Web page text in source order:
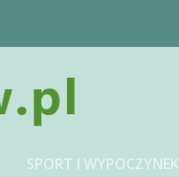
SPORT I WYPOCZYNEK